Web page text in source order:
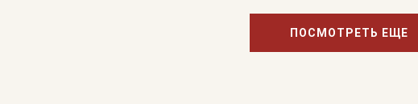
ПОСМОТРЕТЬ ЕЩЕ
Электронная почта